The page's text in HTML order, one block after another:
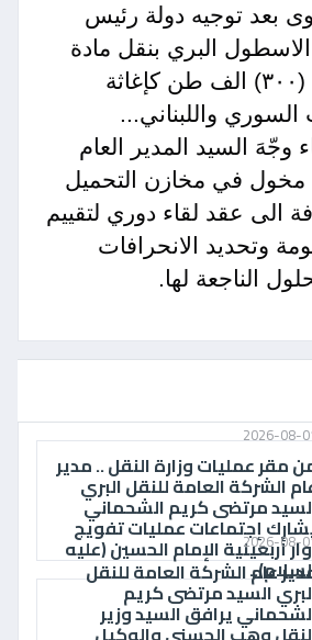
بعد توجيه دولة رئيس
الاسطول البري بنقل مادة
الحنطة وبكمية (٣٠٠) الف طن كإغاثة
السوري واللبناني...
وجّهَ السيد المدير العام
مخول في مخازن التحميل
الى عقد لقاء دوري لتقييم
وتحديد الانحرافات
الناجعة لها.
2026-08-
مقر عمليات وزارة النقل .. مدير
الشركة العامة للنقل البري
مرتضى كريم الشحماني
إجتماعات عمليات تفويج
أربعينية الإمام الحسين (عليه
2026-08-
عام الشركة العامة للنقل
السيد مرتضى كريم
يرافق السيد وزير